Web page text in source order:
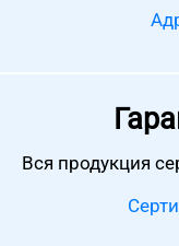
Вся продукция